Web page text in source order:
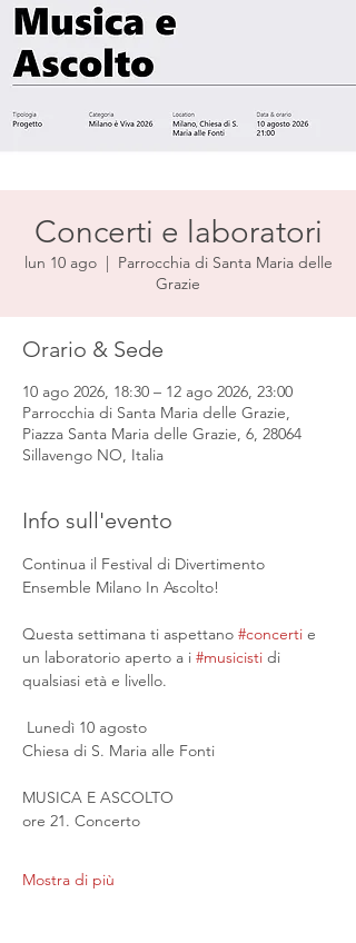
Concerti e laboratori
lun 10 ago
  |
Parrocchia di Santa Maria delle
Grazie
Orario & Sede
10 ago 2026, 18:30 – 12 ago 2026, 23:00
Parrocchia di Santa Maria delle Grazie,
Piazza Santa Maria delle Grazie, 6, 28064
Sillavengo NO, Italia
Info sull'evento
Continua il Festival di Divertimento
Ensemble Milano In Ascolto!
Questa settimana ti aspettano #concerti e
un laboratorio aperto a i #musicisti di
qualsiasi età e livello.
Lunedì 10 agosto
Chiesa di S. Maria alle Fonti
MUSICA E ASCOLTO
ore 21. Concerto
Mostra di più